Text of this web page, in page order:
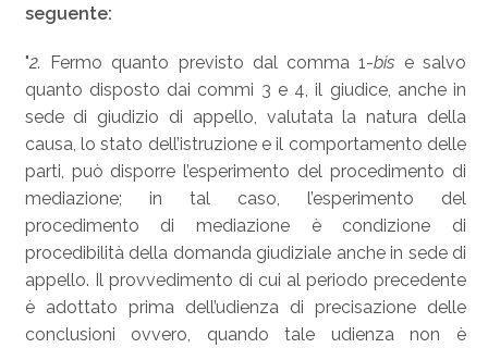
seguente:
"2. Fermo quanto previsto dal comma 1-bis e salvo
quanto disposto dai commi 3 e 4, il giudice, anche in
sede di giudizio di appello, valutata la natura della
causa, lo stato dell’istruzione e il comportamento delle
parti, può disporre l’esperimento del procedimento di
mediazione; in tal caso, l’esperimento del
procedimento di mediazione è condizione di
procedibilità della domanda giudiziale anche in sede di
appello. Il provvedimento di cui al periodo precedente
è adottato prima dell’udienza di precisazione delle
conclusioni ovvero, quando tale udienza non è